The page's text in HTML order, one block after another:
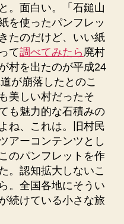
。面白い。「石鎚山
を使ったパンフレッ
たのだけど、いい紙
て調べてみたら 廃村
村を出たのが平成24
が崩落したとのこ
美しい村だったそ
も魅力的な石積みの
ね、これは。旧村民
アーコンテンツとし
のパンフレットを作
。認知拡大しないこ
。全国各地にそうい
続けている小さな旅